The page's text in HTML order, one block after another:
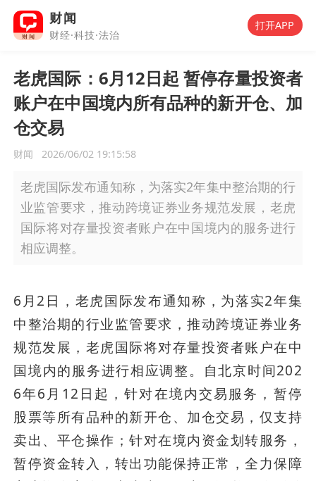
财闻
财经·科技·法治
打开APP
老虎国际：6月12日起 暂停存量投资者
账户在中国境内所有品种的新开仓、加
仓交易
财闻 2026/06/02 19:15:58
老虎国际发布通知称，为落实2年集中整治期的行
业监管要求，推动跨境证券业务规范发展，老虎
国际将对存量投资者账户在中国境内的服务进行
相应调整。
6月2日，老虎国际发布通知称，为落实2年集
中整治期的行业监管要求，推动跨境证券业务
规范发展，老虎国际将对存量投资者账户在中
国境内的服务进行相应调整。自北京时间202
6年6月12日起，针对在境内交易服务，暂停
股票等所有品种的新开仓、加仓交易，仅支持
卖出、平仓操作；针对在境内资金划转服务，
暂停资金转入，转出功能保持正常，全力保障